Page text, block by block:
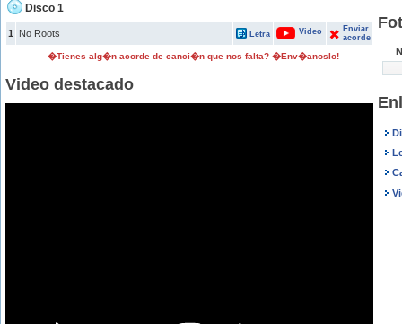
Disco 1
1 No Roots Letra Video
Enviar
acorde
�Tienes alg�n acorde de canci�n que nos falta? �Env�anoslo!
Video destacado